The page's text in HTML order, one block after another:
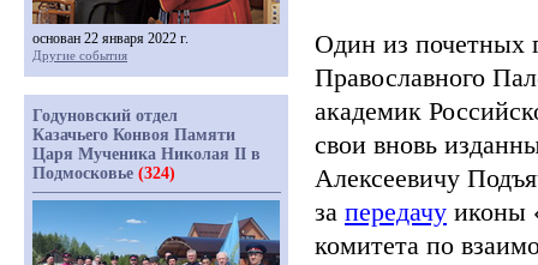
Один из почетных
Православного
академик
свои вновь
Алексеевичу
за передачу иконы
комитета по
основан 22 января 2022 г.
Другие события
Годуновский отдел
Казачьего Конвоя Памяти
Царя Мученика Николая II в
Подмосковье (324)